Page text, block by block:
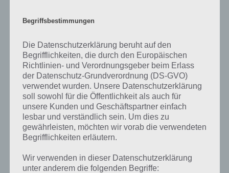
Bewertung im Spiel im Story Modus
Bewertung (A, B und C). Auch ich habe zunächst nicht verstanden,
wie sich das ganze zusammensetzt. Dies setzt sich aus mehreren
Parametern zusammen. Zum einen müssen die drei großen roten
Ringe aufgesammelt werden. Diese sind meist sehr schwer zu
erreichen. Zudem gilt es viele normale Ringe einzusammeln, die
gegner auszuschalten und dabei das Level schnell zu lösen. Nur
dann gibt es als Bewertung auch das A.
Weitere Tipps?
Kennt ihr weitere Tipps zu Sonic Jump? Dann teilt uns dies einfach
Begriffsbestimmungen
Die Datenschutzerklärung beruht auf den
Begrifflichkeiten, die durch den Europäischen
Richtlinien- und Verordnungsgeber beim Erlass
der Datenschutz-Grundverordnung (DS-GVO)
verwendet wurden. Unsere Datenschutzerklärung
soll sowohl für die Öffentlichkeit als auch für
unsere Kunden und Geschäftspartner einfach
lesbar und verständlich sein. Um dies zu
gewährleisten, möchten wir vorab die verwendeten
Begrifflichkeiten erläutern.
Wir verwenden in dieser Datenschutzerklärung
unter anderem die folgenden Begriffe: